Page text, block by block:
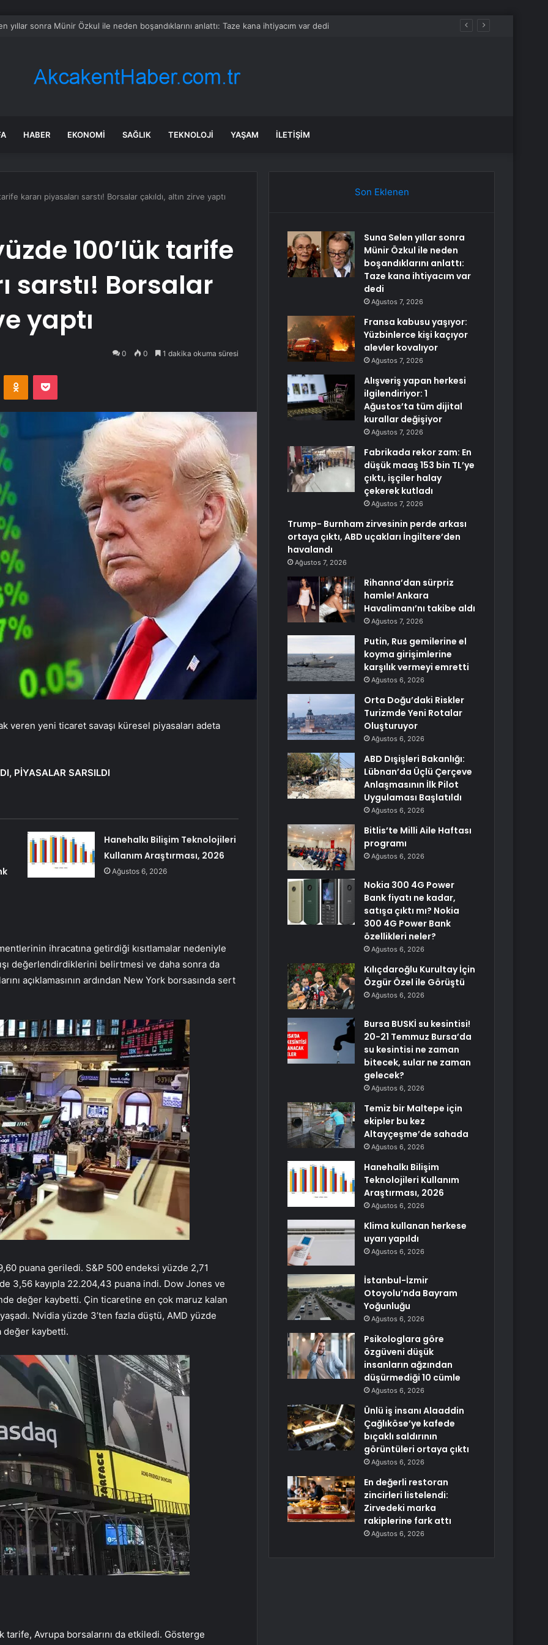
yaşıyor: Yüzbinlerce kişi kaçıyor alevler kovalıyor
HABER EKONOMI SAĞLIK TEKNOLOJI YAŞAM İLETIŞIM
kararı piyasaları sarstı! Borsalar çakıldı, altın zirve yaptı
100’lük tarife
sarstı! Borsalar
yaptı
0 0 1 dakika okuma süresi
Odnoklassniki
Pocket
veren yeni ticaret savaşı küresel piyasaları adeta
PİYASALAR SARSILDI
Hanehalkı Bilişim Teknolojileri
Kullanım Araştırması, 2026
Ağustos 6, 2026
ihracatına getirdiği kısıtlamalar nedeniyle
değerlendirdiklerini belirtmesi ve daha sonra da
açıklamasının ardından New York borsasında sert
puana geriledi. S&P 500 endeksi yüzde 2,71
3,56 kayıpla 22.204,43 puana indi. Dow Jones ve
değer kaybetti. Çin ticaretine en çok maruz kalan
Nvidia yüzde 3’ten fazla düştü, AMD yüzde
değer kaybetti.
tarife, Avrupa borsalarını da etkiledi. Gösterge
Son Eklenen
Suna Selen yıllar sonra
Münir Özkul ile neden
boşandıklarını anlattı:
Taze kana ihtiyacım var
dedi
Ağustos 7, 2026
Fransa kabusu yaşıyor:
Yüzbinlerce kişi kaçıyor
alevler kovalıyor
Ağustos 7, 2026
Alışveriş yapan herkesi
ilgilendiriyor: 1
Ağustos’ta tüm dijital
kurallar değişiyor
Ağustos 7, 2026
Fabrikada rekor zam: En
düşük maaş 153 bin TL’ye
çıktı, işçiler halay
çekerek kutladı
Ağustos 7, 2026
Trump- Burnham zirvesinin perde arkası
ortaya çıktı, ABD uçakları İngiltere’den
havalandı
Ağustos 7, 2026
Rihanna’dan sürpriz
hamle! Ankara
Havalimanı’nı takibe aldı
Ağustos 7, 2026
Putin, Rus gemilerine el
koyma girişimlerine
karşılık vermeyi emretti
Ağustos 6, 2026
Orta Doğu’daki Riskler
Turizmde Yeni Rotalar
Oluşturuyor
Ağustos 6, 2026
ABD Dışişleri Bakanlığı:
Lübnan’da Üçlü Çerçeve
Anlaşmasının İlk Pilot
Uygulaması Başlatıldı
Ağustos 6, 2026
Bitlis’te Milli Aile Haftası
programı
Ağustos 6, 2026
Nokia 300 4G Power
Bank fiyatı ne kadar,
satışa çıktı mı? Nokia
300 4G Power Bank
özellikleri neler?
Ağustos 6, 2026
Kılıçdaroğlu Kurultay İçin
Özgür Özel ile Görüştü
Ağustos 6, 2026
Bursa BUSKİ su kesintisi!
20-21 Temmuz Bursa’da
su kesintisi ne zaman
bitecek, sular ne zaman
gelecek?
Ağustos 6, 2026
Temiz bir Maltepe için
ekipler bu kez
Altayçeşme’de sahada
Ağustos 6, 2026
Hanehalkı Bilişim
Teknolojileri Kullanım
Araştırması, 2026
Ağustos 6, 2026
Klima kullanan herkese
uyarı yapıldı
Ağustos 6, 2026
İstanbul-İzmir
Otoyolu’nda Bayram
Yoğunluğu
Ağustos 6, 2026
Psikologlara göre
özgüveni düşük
insanların ağzından
düşürmediği 10 cümle
Ağustos 6, 2026
Ünlü iş insanı Alaaddin
Çağlıköse’ye kafede
bıçaklı saldırının
görüntüleri ortaya çıktı
Ağustos 6, 2026
En değerli restoran
zincirleri listelendi:
Zirvedeki marka
rakiplerine fark attı
Ağustos 6, 2026